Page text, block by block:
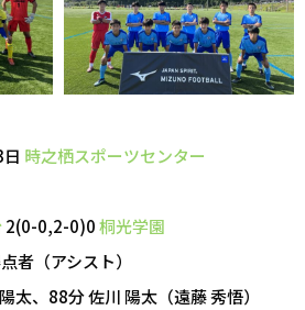
時之栖スポーツセンター
2(0-0,2-0)0桐光学園
者（アシスト）
太、88分 佐川 陽太（遠藤 秀悟）